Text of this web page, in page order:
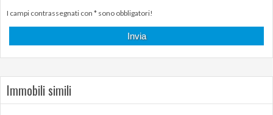
I campi contrassegnati con * sono obbligatori!
Immobili simili